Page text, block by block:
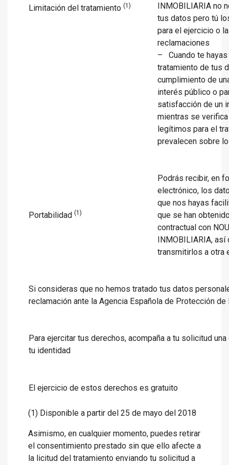
Limitación del tratamiento (1)
INMOBILIARIA no
tus datos pero tú
para el ejercicio o
reclamaciones
– Cuando te
tratamiento de tus
cumplimiento de
interés público o
satisfacción de un
mientras se
legítimos para el
prevalecen sobre
Portabilidad (1)
Podrás recibir, en
electrónico, los
que nos hayas
que se han
contractual con
INMOBILIARIA, así
transmitirlos a otra
Si consideras que no hemos tratado tus datos
reclamación ante la Agencia Española de Protección
Para ejercitar tus derechos, acompaña a tu solicitud
tu identidad
El ejercicio de estos derechos es gratuito
(1) Disponible a partir del 25 de mayo del 2018
Asimismo, en cualquier momento, puedes retirar
el consentimiento prestado sin que ello afecte a
la licitud del tratamiento enviando tu solicitud a